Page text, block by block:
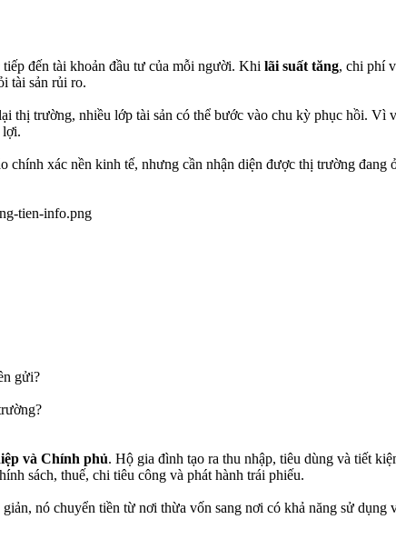
đến tài khoản đầu tư của mỗi người. Khi lãi suất tăng, chi phí
tài sản rủi ro.
thị trường, nhiều lớp tài sản có thể bước vào chu kỳ phục hồi. Vì
lợi.
chính xác nền kinh tế, nhưng cần nhận diện được thị trường đang
gửi?
và Chính phủ. Hộ gia đình tạo ra thu nhập, tiêu dùng và tiết
sách, thuế, chi tiêu công và phát hành trái phiếu.
nó chuyển tiền từ nơi thừa vốn sang nơi có khả năng sử dụng